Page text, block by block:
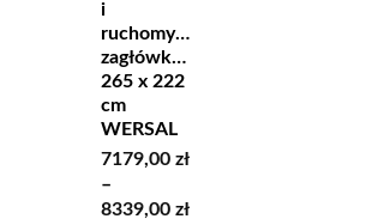
i
ruchomymi
zagłówkami
265 x 222
cm
WERSAL
7179,00 zł
–
8339,00 złZakres